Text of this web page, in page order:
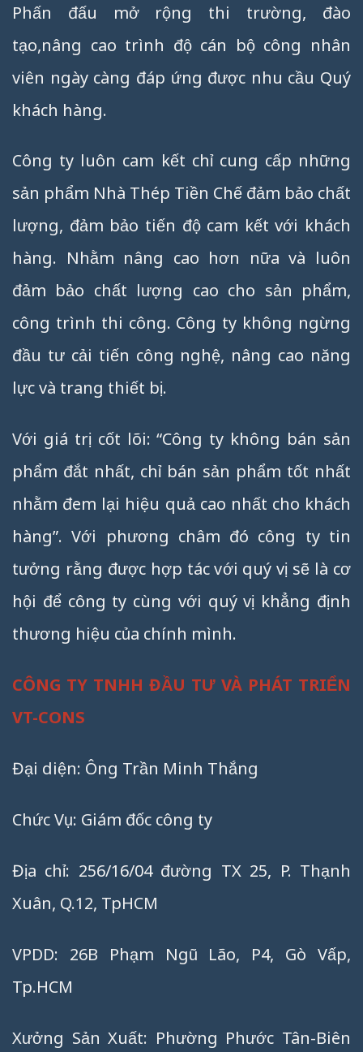
Phấn đấu mở rộng thi trường, đào
tạo,nâng cao trình độ cán bộ công nhân
viên ngày càng đáp ứng được nhu cầu Quý
khách hàng.
Công ty luôn cam kết chỉ cung cấp những
sản phẩm Nhà Thép Tiền Chế đảm bảo chất
lượng, đảm bảo tiến độ cam kết với khách
hàng. Nhằm nâng cao hơn nữa và luôn
đảm bảo chất lượng cao cho sản phẩm,
công trình thi công. Công ty không ngừng
đầu tư cải tiến công nghệ, nâng cao năng
lực và trang thiết bị.
Với giá trị cốt lõi: “Công ty không bán sản
phẩm đắt nhất, chỉ bán sản phẩm tốt nhất
nhằm đem lại hiệu quả cao nhất cho khách
hàng”. Với phương châm đó công ty tin
tưởng rằng được hợp tác với quý vị sẽ là cơ
hội để công ty cùng với quý vị khẳng định
thương hiệu của chính mình.
CÔNG TY TNHH ĐẦU TƯ VÀ PHÁT TRIỂN
VT-CONS
Đại diện: Ông Trần Minh Thắng
Chức Vụ: Giám đốc công ty
Địa chỉ: 256/16/04 đường TX 25, P. Thạnh
Xuân, Q.12, TpHCM
VPDD: 26B Phạm Ngũ Lão, P4, Gò Vấp,
Tp.HCM
Xưởng Sản Xuất: Phường Phước Tân-Biên